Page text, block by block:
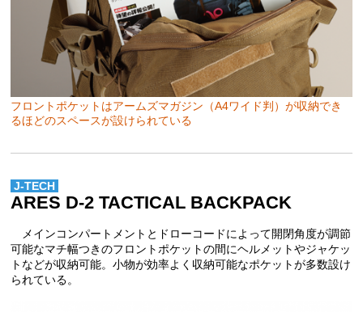
フロントポケットはアームズマガジン（A4ワイド判）が収納でき
るほどのスペースが設けられている
J-TECH
ARES D-2 TACTICAL BACKPACK
メインコンパートメントとドローコードによって開閉角度が調節
可能なマチ幅つきのフロントポケットの間にヘルメットやジャケッ
トなどが収納可能。小物が効率よく収納可能なポケットが多数設け
られている。